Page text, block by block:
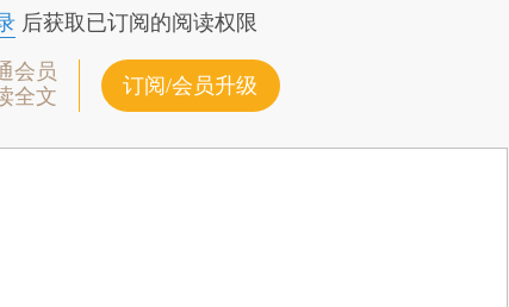
后获取已订阅的阅读权限
会员
全文
订阅/会员升级